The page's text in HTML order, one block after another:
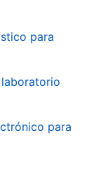
para
para